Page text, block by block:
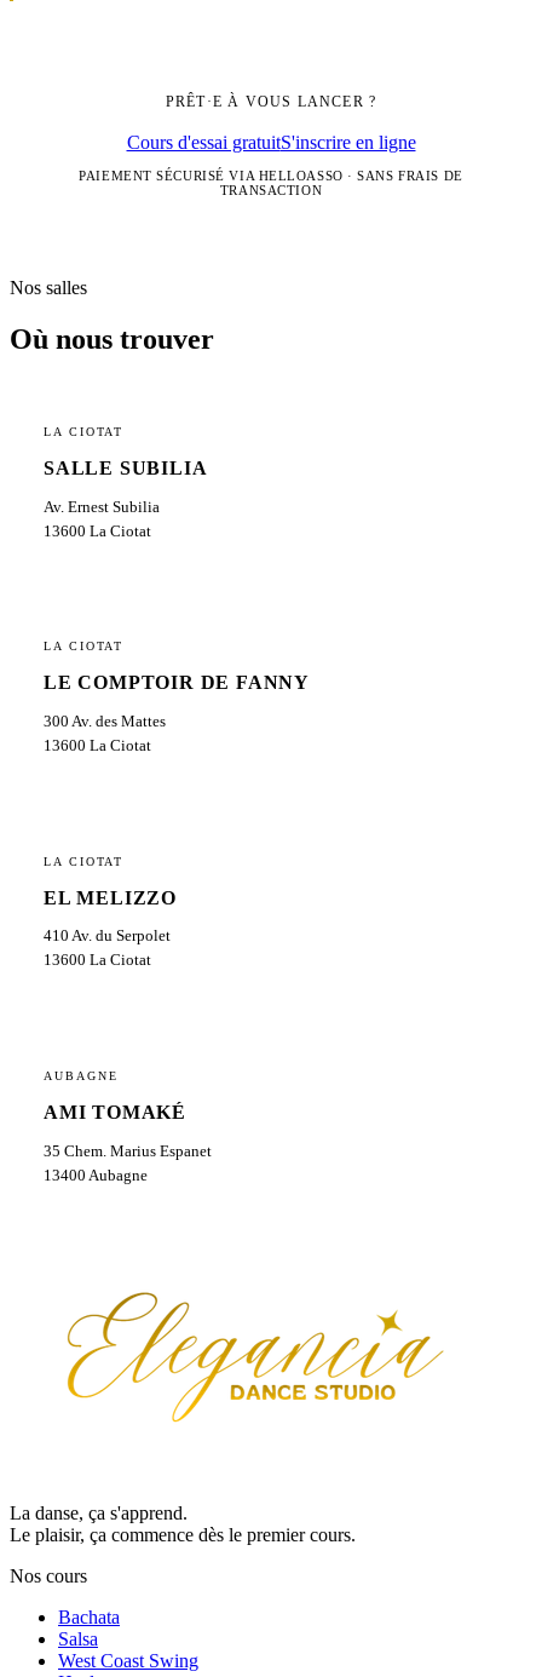
PRÊT·E À VOUS LANCER ?
Cours d'essai gratuitS'inscrire en ligne
PAIEMENT SÉCURISÉ VIA HELLOASSO · SANS FRAIS DE
TRANSACTION
Nos salles
Où nous trouver
LA CIOTAT
SALLE SUBILIA
Av. Ernest Subilia
13600 La Ciotat
LA CIOTAT
LE COMPTOIR DE FANNY
300 Av. des Mattes
13600 La Ciotat
LA CIOTAT
EL MELIZZO
410 Av. du Serpolet
13600 La Ciotat
AUBAGNE
AMI TOMAKÉ
35 Chem. Marius Espanet
13400 Aubagne
La danse, ça s'apprend.
Le plaisir, ça commence dès le premier cours.
Nos cours
Bachata
Salsa
West Coast Swing